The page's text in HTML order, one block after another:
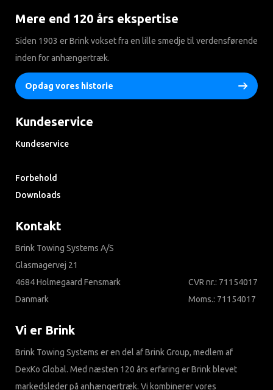
Mere end 120 års ekspertise
Siden 1903 er Brink vokset fra en lille smedje til verdensførende
inden for anhængertræk.
Opdag vores historie
Kundeservice
Kundeservice
Forbehold
Downloads
Kontakt
Brink Towing Systems A/S
Glasmagervej 21
4684 Holmegaard Fensmark
Danmark
CVR nr.: 71154017
Moms.: 71154017
Vi er Brink
Brink Towing Systems er en del af Brink Group, medlem af
DexKo Global. Med næsten 120 års erfaring er Brink blevet
markedsleder på anhængertræk. Vi kombinerer vores